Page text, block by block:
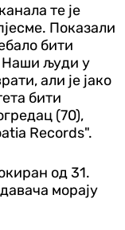
те је
Показали
бити
Наши људи у
али је јако
бити
(70),
Records".
од 31.
морају